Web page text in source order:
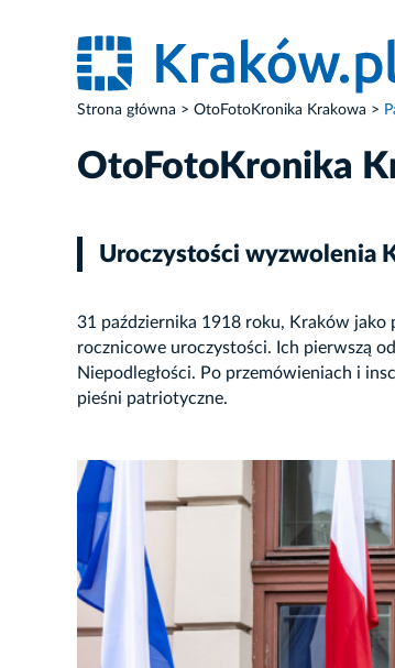
Strona główna OtoFotoKronika Krakowa
OtoFotoKronika
Uroczystości wyzwolenia
31 października 1918 roku, Kraków jako
rocznicowe uroczystości. Ich pierwszą
Niepodległości. Po przemówieniach i
pieśni patriotyczne.